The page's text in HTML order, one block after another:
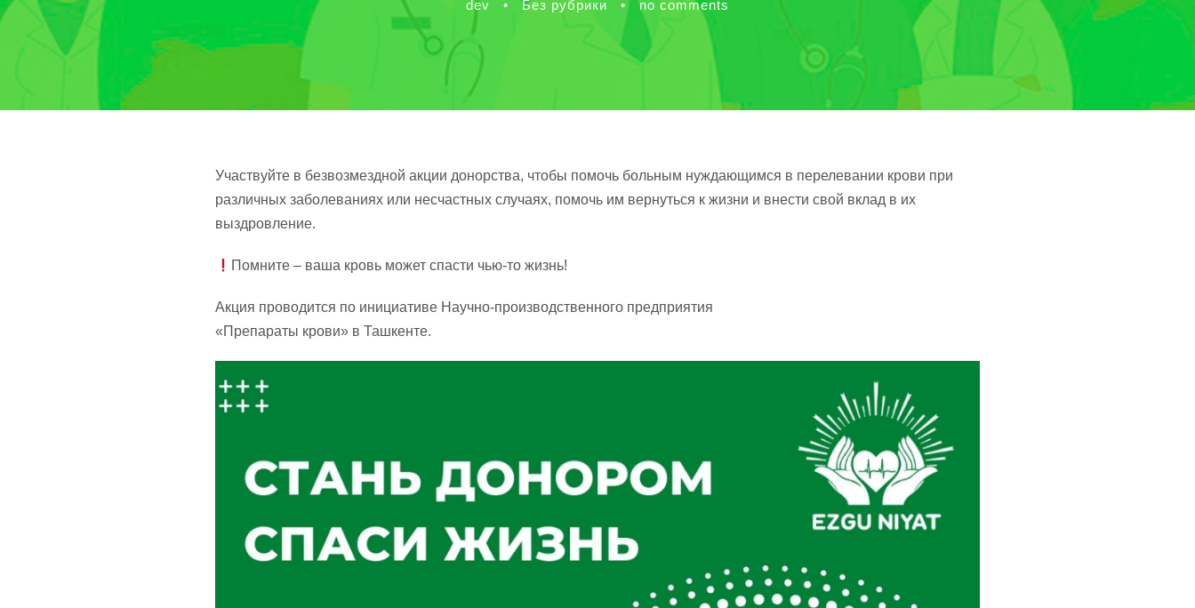
dev • Без рубрики • no comments
Участвуйте в безвозмездной акции донорства, чтобы помочь больным нуждающимся в перелевании крови при
различных заболеваниях или несчастных случаях, помочь им вернуться к жизни и внести свой вклад в их
выздровление.
Помните – ваша кровь может спасти чью-то жизнь!
Акция проводится по инициативе Научно-производственного предприятия
«Препараты крови» в Ташкенте.